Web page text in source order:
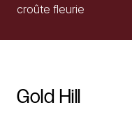
croûte fleurie
Gold Hill